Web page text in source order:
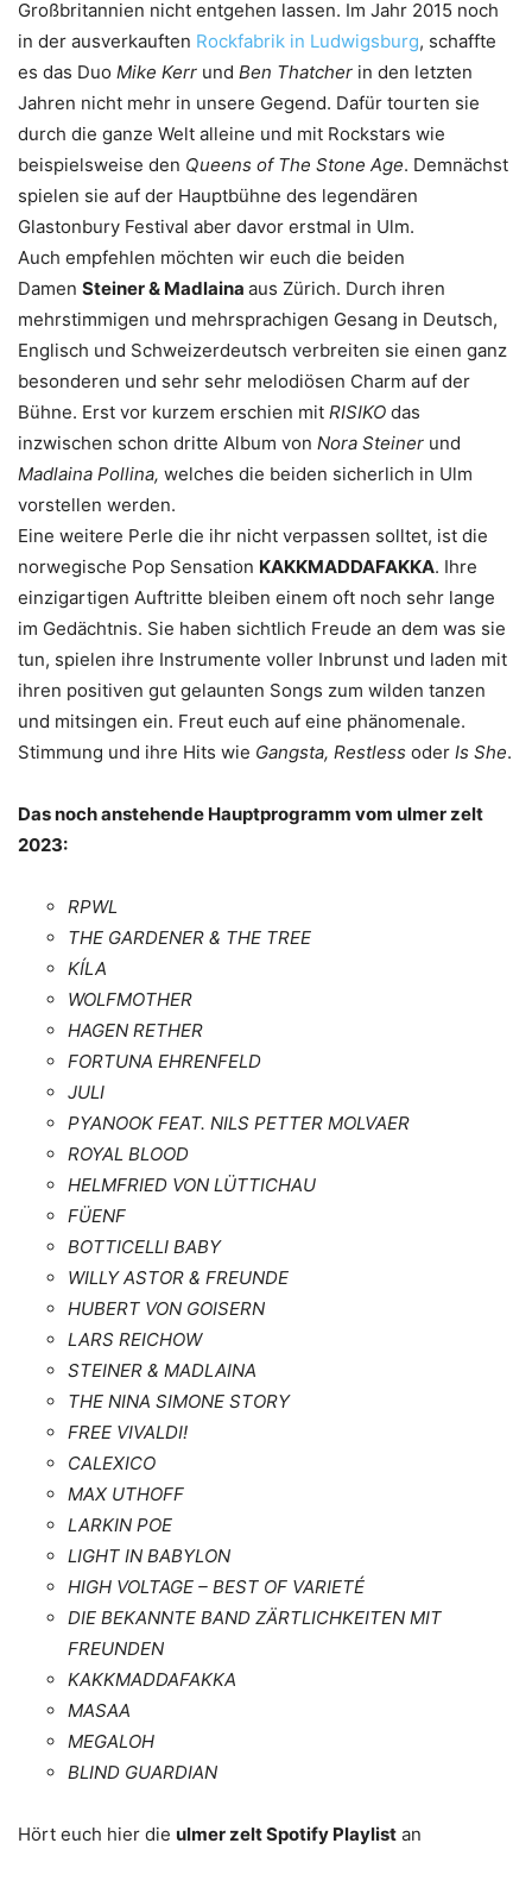
Großbritannien nicht entgehen lassen. Im Jahr 2015 noch
in der ausverkauften Rockfabrik in Ludwigsburg, schaffte
es das Duo Mike Kerr und Ben Thatcher in den letzten
Jahren nicht mehr in unsere Gegend. Dafür tourten sie
durch die ganze Welt alleine und mit Rockstars wie
beispielsweise den Queens of The Stone Age. Demnächst
spielen sie auf der Hauptbühne des legendären
Glastonbury Festival aber davor erstmal in Ulm.
Auch empfehlen möchten wir euch die beiden
Damen Steiner & Madlaina aus Zürich. Durch ihren
mehrstimmigen und mehrsprachigen Gesang in Deutsch,
Englisch und Schweizerdeutsch verbreiten sie einen ganz
besonderen und sehr sehr melodiösen Charm auf der
Bühne. Erst vor kurzem erschien mit RISIKO das
inzwischen schon dritte Album von Nora Steiner und
Madlaina Pollina, welches die beiden sicherlich in Ulm
vorstellen werden.
Eine weitere Perle die ihr nicht verpassen solltet, ist die
norwegische Pop Sensation KAKKMADDAFAKKA. Ihre
einzigartigen Auftritte bleiben einem oft noch sehr lange
im Gedächtnis. Sie haben sichtlich Freude an dem was sie
tun, spielen ihre Instrumente voller Inbrunst und laden mit
ihren positiven gut gelaunten Songs zum wilden tanzen
und mitsingen ein. Freut euch auf eine phänomenale.
Stimmung und ihre Hits wie Gangsta, Restless oder Is She.
Das noch anstehende Hauptprogramm vom ulmer zelt
2023:
RPWL
THE GARDENER & THE TREE
KÍLA
WOLFMOTHER
HAGEN RETHER
FORTUNA EHRENFELD
JULI
PYANOOK FEAT. NILS PETTER MOLVAER
ROYAL BLOOD
HELMFRIED VON LÜTTICHAU
FÜENF
BOTTICELLI BABY
WILLY ASTOR & FREUNDE
HUBERT VON GOISERN
LARS REICHOW
STEINER & MADLAINA
THE NINA SIMONE STORY
FREE VIVALDI!
CALEXICO
MAX UTHOFF
LARKIN POE
LIGHT IN BABYLON
HIGH VOLTAGE – BEST OF VARIETÉ
DIE BEKANNTE BAND ZÄRTLICHKEITEN MIT
FREUNDEN
KAKKMADDAFAKKA
MASAA
MEGALOH
BLIND GUARDIAN
Hört euch hier die ulmer zelt Spotify Playlist an